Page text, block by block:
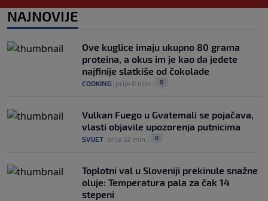
0
planova: Otkriveno šta je ponudio
Marokancima za podršku
NOGOMET |prije 2 h| 0
NAJNOVIJE
Ove kuglice imaju ukupno 80 grama
proteina, a okus im je kao da jedete
najfinije slatkiše od čokolade
COOKING prije 0 min. 0
Vulkan Fuego u Gvatemali se pojačava,
vlasti objavile upozorenja putnicima
SVIJET prije 52 min. 0
Toplotni val u Sloveniji prekinule snažne
oluje: Temperatura pala za čak 14
stepeni